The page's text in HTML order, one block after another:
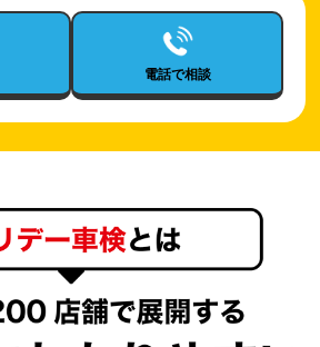
電話で相談